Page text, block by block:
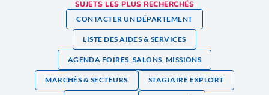
SUJETS LES PLUS RECHERCHÉS
CONTACTER UN DÉPARTEMENT
LISTE DES AIDES & SERVICES
AGENDA FOIRES, SALONS, MISSIONS
MARCHÉS & SECTEURS STAGIAIRE EXPLORT